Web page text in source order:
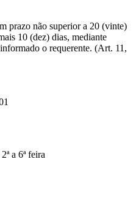
prazo não superior a 20 (vinte)
10 (dez) dias, mediante
o requerente. (Art. 11,
a 6ª feira